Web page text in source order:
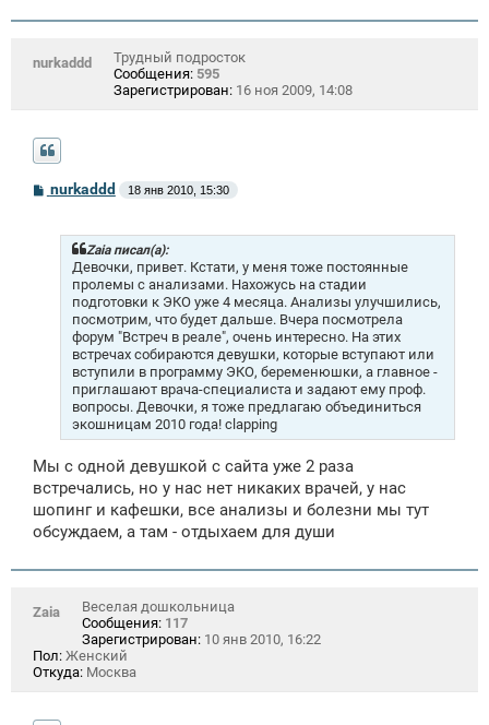
nurkaddd
Трудный подросток
Сообщения: 595
Зарегистрирован: 16 ноя 2009, 14:08
С
о
nurkaddd 18 янв 2010, 15:30
Zaia писал(а):
Девочки, привет. Кстати, у меня тоже постоянные
пролемы с анализами. Нахожусь на стадии
подготовки к ЭКО уже 4 месяца. Анализы улучшились,
посмотрим, что будет дальше. Вчера посмотрела
форум "Встреч в реале", очень интересно. На этих
встречах собираются девушки, которые вступают или
вступили в программу ЭКО, беременюшки, а главное -
приглашают врача-специалиста и задают ему проф.
вопросы. Девочки, я тоже предлагаю объединиться
экошницам 2010 года! clapping
Мы с одной девушкой с сайта уже 2 раза
встречались, но у нас нет никаких врачей, у нас
шопинг и кафешки, все анализы и болезни мы тут
обсуждаем, а там - отдыхаем для души
Zaia
Веселая дошкольница
Сообщения: 117
Зарегистрирован: 10 янв 2010, 16:22
Пол: Женский
Откуда: Москва